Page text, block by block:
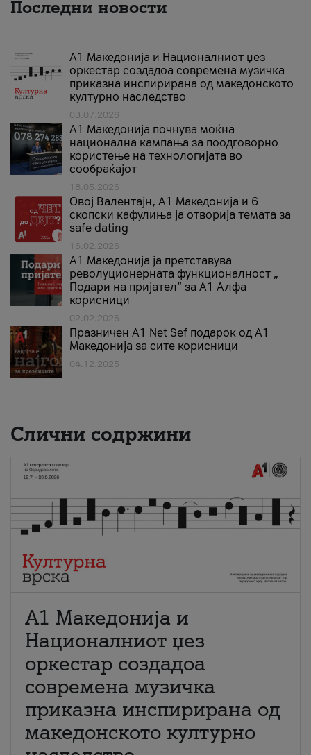
Последни новости
А1 Македонија и Националниот џез
оркестар создадоа современа музичка
приказна инспирирана од македонското
културно наследство
03.07.2026
A1 Македонија почнува моќна
национална кампања за поодговорно
користење на технологијата во
сообраќајот
18.05.2026
Овој Валентајн, A1 Македонија и 6
скопски кафулиња ја отворија темата за
safe dating
16.02.2026
А1 Македонија ја претставува
револуционерната функционалност „
Подари на пријател“ за А1 Алфа
корисници
02.02.2026
Празничен A1 Net Sеf подарок од А1
Македонија за сите корисници
04.12.2025
Слични содржини
А1 Македонија и
Националниот џез
оркестар создадоа
современа музичка
приказна инспирирана од
македонското културно